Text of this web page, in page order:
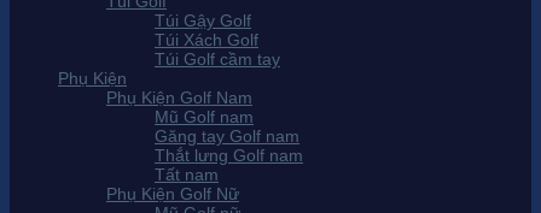
Túi Gậy Golf
Túi Xách Golf
Túi Golf cầm tay
Phụ Kiện
Phụ Kiện Golf Nam
Mũ Golf nam
Găng tay Golf nam
Thắt lưng Golf nam
Tất nam
Phụ Kiện Golf Nữ